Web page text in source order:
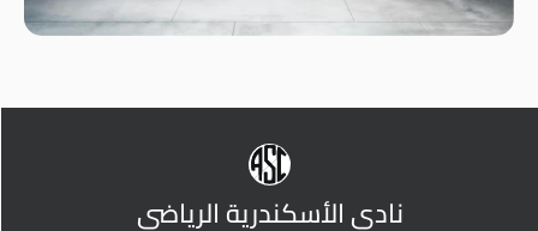
نادي الأسكندرية الرياضي